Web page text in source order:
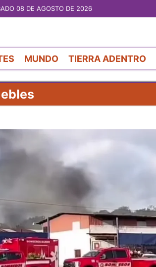
08 DE AGOSTO DE 2026
MUNDO TIERRA ADENTRO